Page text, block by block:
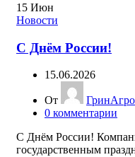
15 Июн
Новости
С Днём России!
15.06.2026
От
ГринАгро
0 комментарии
С Днём России!
государственным